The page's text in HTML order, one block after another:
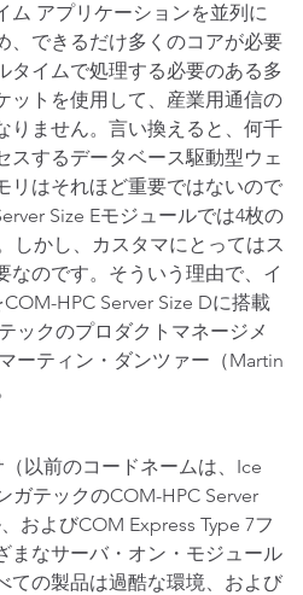
ム アプリケーションを並列に
、できるだけ多くのコアが必要
タイムで処理する必要のある多
ットを使用して、産業用通信の
りません。言い換えると、何千
スするデータベース駆動型ウェ
リはそれほど重要ではないので
Size Eモジュールでは4枚の
しかし、カスタマにとってはス
なのです。そういう理由で、イ
HPC Server Size Dに搭載
ックのプロダクトマネージメ
ーティン・ダンツァー（Martin
以前のコードネームは、Ice
ガテックのCOM-HPC Server
およびCOM Express Type 7フ
まなサーバ・オン・モジュール
ての製品は過酷な環境、および